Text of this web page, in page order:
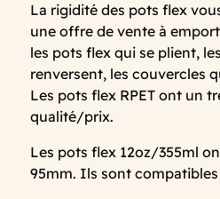
La rigidité des pots flex
une offre de vente à
les pots flex qui se plient,
renversent, les couvercles
Les pots flex RPET ont un
qualité/prix.
Les pots flex 12oz/355ml
95mm. Ils sont